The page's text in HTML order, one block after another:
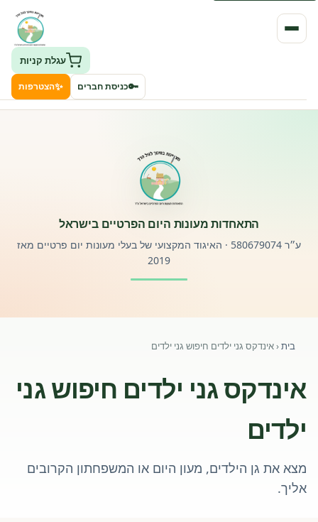
רישוי וחקיקה
פורטל לוח מודעות דרושים עובדים
השתלמויות וקורסים לגננות ולצוותי חינוך | גיל הרך 0-6
מרכז ידע ומאמרים
רישום חבר חדש
עגלת קניות
🔑כניסת חברים ✨הצטרפות
התאחדות מעונות היום הפרטיים בישראל
ע״ר 580679074 · האיגוד המקצועי של בעלי מעונות יום פרטיים מאז
2019
בית‹אינדקס גני ילדים חיפוש גני ילדים
אינדקס גני ילדים חיפוש גני
ילדים
מצא את גן הילדים, מעון היום או המשפחתון הקרובים
אליך.